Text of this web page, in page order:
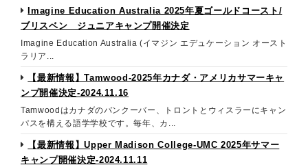
Imagine Education Australia 2025年夏ゴールドコースト/
ブリスベン ジュニアキャンプ開催決定
Imagine Education Australia (イマジン エデュケーション オースト
ラリア...
【最新情報】Tamwood-2025年カナダ・アメリカサマーキャ
ンプ開催決定-2024.11.16
Tamwoodはカナダのバンクーバー、トロントとウィスラーにキャン
パスを構える語学学校です。毎年、カ...
【最新情報】Upper Madison College-UMC 2025年サマー
キャンプ開催決定-2024.11.11